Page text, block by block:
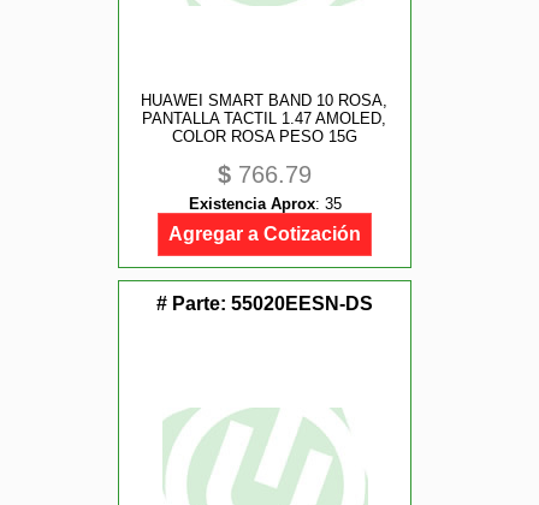
HUAWEI SMART BAND 10 ROSA,
PANTALLA TACTIL 1.47 AMOLED,
COLOR ROSA PESO 15G
$ 766.79
Existencia Aprox: 35
Agregar a Cotización
# Parte: 55020EESN-DS